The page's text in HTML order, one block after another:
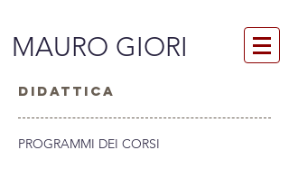
MAURO GIORI
DIDATTICA
PROGRAMMI DEI CORSI